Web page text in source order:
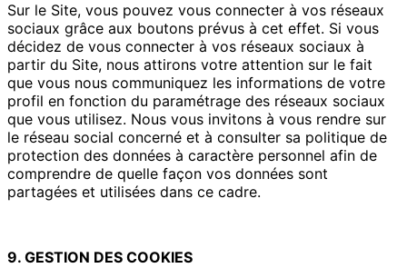
Sur le Site, vous pouvez vous connecter à vos réseaux
sociaux grâce aux boutons prévus à cet effet. Si vous
décidez de vous connecter à vos réseaux sociaux à
partir du Site, nous attirons votre attention sur le fait
que vous nous communiquez les informations de votre
profil en fonction du paramétrage des réseaux sociaux
que vous utilisez. Nous vous invitons à vous rendre sur
le réseau social concerné et à consulter sa politique de
protection des données à caractère personnel afin de
comprendre de quelle façon vos données sont
partagées et utilisées dans ce cadre.
9. GESTION DES COOKIES